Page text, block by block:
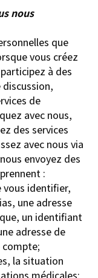
nous
que
vous créez
à des
de
avec nous,
des services
avec nous via
envoyez des
:
identifier,
une adresse
un identifiant
adresse de
la situation